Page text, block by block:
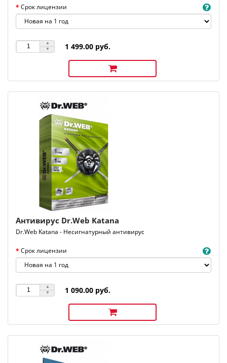
Срок лицензии
1 499.00 руб.
Антивирус Dr.Web Katana
Dr.Web Katana - Несигнатурный антивирус
Срок лицензии
1 090.00 руб.